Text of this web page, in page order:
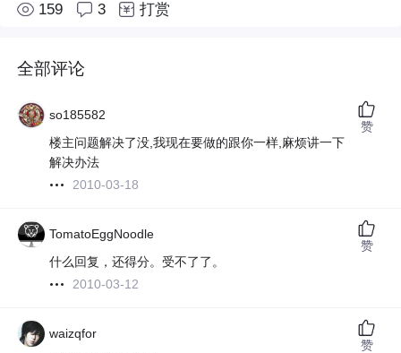
159 3 打赏
全部评论
so185582
楼主问题解决了没,我现在要做的跟你一样,麻烦讲一下
解决办法
2010-03-18
赞
TomatoEggNoodle
什么回复，还得分。受不了了。
2010-03-12
赞
waizqfor
赞